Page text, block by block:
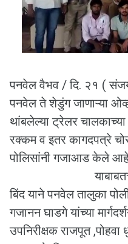
पनवेल वैभव / दि. २१ (
पनवेल ते शेडुंग जाणाऱ्या
थांबलेल्या ट्रेलर
रक्कम व इतर कागदपत्रे
पोलिसांनी गजाआड केले
याबाबतची
बिंद याने पनवेल तालुका
गजानन घाडगे यांच्या
उपनिरीक्षक राजपूत